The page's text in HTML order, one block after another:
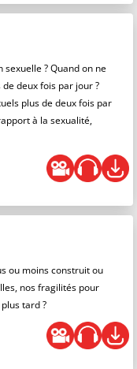
? Quand on ne
de deux fois par jour ?
plus de deux fois par
à la sexualité,
ou moins construit ou
nos fragilités pour
tard ?